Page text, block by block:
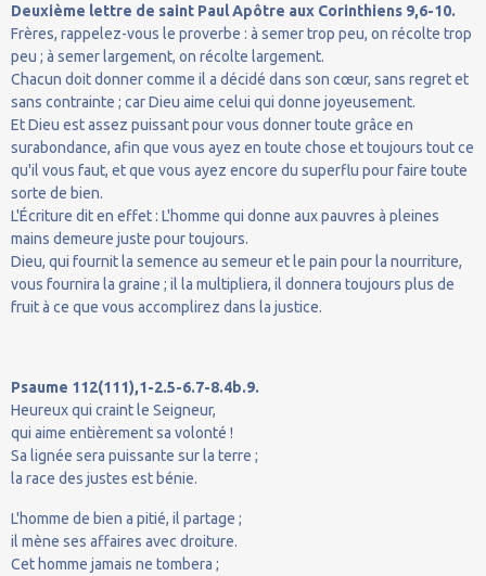
Deuxième lettre de saint Paul Apôtre aux Corinthiens 9,6-10.
Frères, rappelez-vous le proverbe : à semer trop peu, on récolte trop
peu ; à semer largement, on récolte largement.
Chacun doit donner comme il a décidé dans son cœur, sans regret et
sans contrainte ; car Dieu aime celui qui donne joyeusement.
Et Dieu est assez puissant pour vous donner toute grâce en
surabondance, afin que vous ayez en toute chose et toujours tout ce
qu'il vous faut, et que vous ayez encore du superflu pour faire toute
sorte de bien.
L'Écriture dit en effet : L'homme qui donne aux pauvres à pleines
mains demeure juste pour toujours.
Dieu, qui fournit la semence au semeur et le pain pour la nourriture,
vous fournira la graine ; il la multipliera, il donnera toujours plus de
fruit à ce que vous accomplirez dans la justice.
Psaume 112(111),1-2.5-6.7-8.4b.9.
Heureux qui craint le Seigneur,
qui aime entièrement sa volonté !
Sa lignée sera puissante sur la terre ;
la race des justes est bénie.
L'homme de bien a pitié, il partage ;
il mène ses affaires avec droiture.
Cet homme jamais ne tombera ;